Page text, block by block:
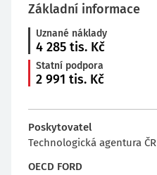
Základní informace
Uznané náklady
4 285 tis. Kč
Statní podpora
2 991 tis. Kč
Poskytovatel
Technologická agentura ČR
OECD FORD